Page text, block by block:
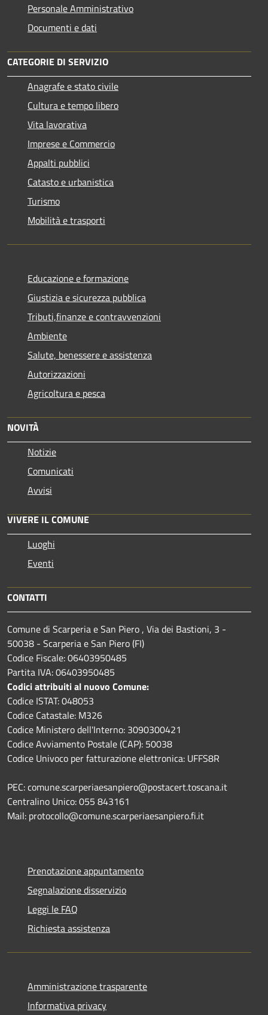
Personale Amministrativo
Documenti e dati
CATEGORIE DI SERVIZIO
Anagrafe e stato civile
Cultura e tempo libero
Vita lavorativa
Imprese e Commercio
Appalti pubblici
Catasto e urbanistica
Turismo
Mobilità e trasporti
Educazione e formazione
Giustizia e sicurezza pubblica
Tributi,finanze e contravvenzioni
Ambiente
Salute, benessere e assistenza
Autorizzazioni
Agricoltura e pesca
NOVITÀ
Notizie
Comunicati
Avvisi
VIVERE IL COMUNE
Luoghi
Eventi
CONTATTI
Comune di Scarperia e San Piero , Via dei Bastioni, 3 -
50038 - Scarperia e San Piero (FI)
Codice Fiscale: 06403950485
Partita IVA: 06403950485
Codici attribuiti al nuovo Comune:
Codice ISTAT: 048053
Codice Catastale: M326
Codice Ministero dell'Interno: 3090300421
Codice Avviamento Postale (CAP): 50038
Codice Univoco per fatturazione elettronica: UFFS8R
PEC: comune.scarperiaesanpiero@postacert.toscana.it
Centralino Unico: 055 843161
Mail: protocollo@comune.scarperiaesanpiero.fi.it
Prenotazione appuntamento
Segnalazione disservizio
Leggi le FAQ
Richiesta assistenza
Amministrazione trasparente
Informativa privacy